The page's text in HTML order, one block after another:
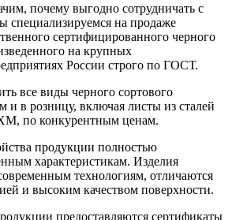
почему выгодно сотрудничать с
на продаже
сертифицированного черного
на крупных
России строго по ГОСТ.
все виды черного сортового
и в розницу, включая листы из сталей
по конкурентным ценам.
продукции полностью
характеристикам. Изделия
технологиям, отличаются
и высоким качеством поверхности.
предоставляются сертификаты